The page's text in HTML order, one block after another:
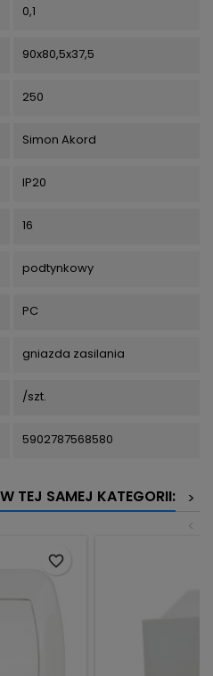
0,1
90x80,5x37,5
250
Simon Akord
IP20
16
podtynkowy
PC
gniazda zasilania
/szt.
5902787568580
TEJ SAMEJ KATEGORII:
>
<
favorite_border